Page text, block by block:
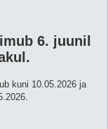
6. juunil
kuni 10.05.2026 ja